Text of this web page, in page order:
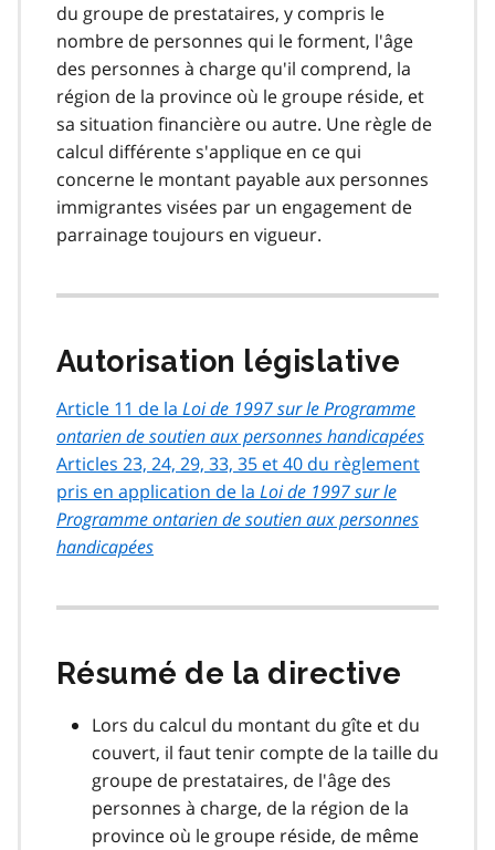
du groupe de prestataires, y compris le
nombre de personnes qui le forment, l'âge
des personnes à charge qu'il comprend, la
région de la province où le groupe réside, et
sa situation financière ou autre. Une règle de
calcul différente s'applique en ce qui
concerne le montant payable aux personnes
immigrantes visées par un engagement de
parrainage toujours en vigueur.
Autorisation législative
Article 11 de la Loi de 1997 sur le Programme
ontarien de soutien aux personnes handicapées
Articles 23, 24, 29, 33, 35 et 40 du règlement
pris en application de la Loi de 1997 sur le
Programme ontarien de soutien aux personnes
handicapées
Résumé de la directive
Lors du calcul du montant du gîte et du
couvert, il faut tenir compte de la taille du
groupe de prestataires, de l'âge des
personnes à charge, de la région de la
province où le groupe réside, de même